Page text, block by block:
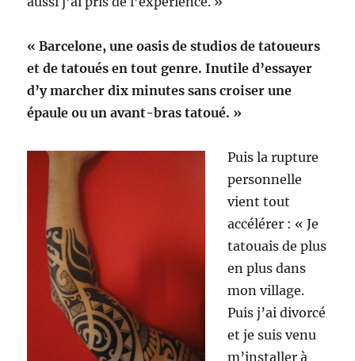
« Barcelone, une oasis de studios de tatoueurs
et de tatoués en tout genre. Inutile d’essayer
d’y marcher dix minutes sans croiser une
épaule ou un avant-bras tatoué. »
Puis la rupture
personnelle
vient tout
accélérer : « Je
tatouais de plus
en plus dans
mon village.
Puis j’ai divorcé
et je suis venu
m’installer à